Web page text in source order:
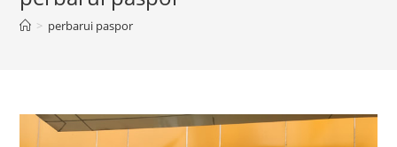
> perbarui paspor